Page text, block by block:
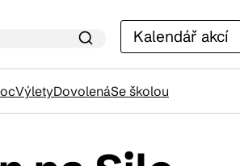
Kalendář akcí
VýletyDovolenáSe školou